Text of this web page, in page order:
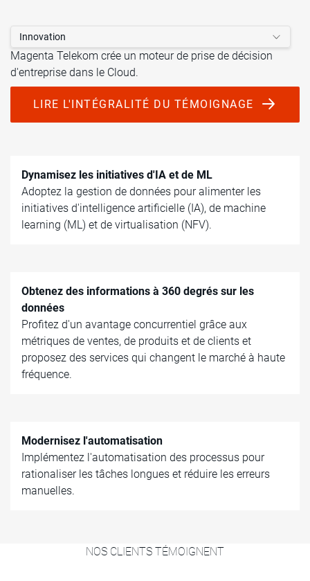
Innovation
Magenta Telekom crée un moteur de prise de décision
d'entreprise dans le Cloud.
LIRE L'INTÉGRALITÉ DU TÉMOIGNAGE
Dynamisez les initiatives d'IA et de ML
Adoptez la gestion de données pour alimenter les
initiatives d'intelligence artificielle (IA), de machine
learning (ML) et de virtualisation (NFV).
Obtenez des informations à 360 degrés sur les
données
Profitez d'un avantage concurrentiel grâce aux
métriques de ventes, de produits et de clients et
proposez des services qui changent le marché à haute
fréquence.
Modernisez l'automatisation
Implémentez l'automatisation des processus pour
rationaliser les tâches longues et réduire les erreurs
manuelles.
NOS CLIENTS TÉMOIGNENT